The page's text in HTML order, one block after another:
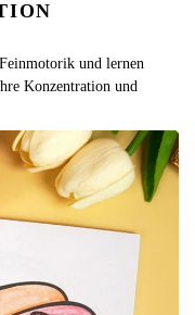
und lernen
Konzentration und